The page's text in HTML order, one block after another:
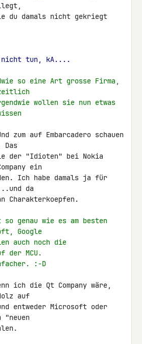
du damals nicht gekriegt
nicht tun, kA....
so eine Art grosse Firma,
wollen sie nun etwas
zum auf Embarcadero schauen
der "Idioten" bei Nokia
ein
Ich habe damals ja für
da
Charakterkoepfen.
genau wie es am besten
Google
auch noch die
der MCU.
:-D
ich die Qt Company wäre,
auf
entweder Microsoft oder
"neuen